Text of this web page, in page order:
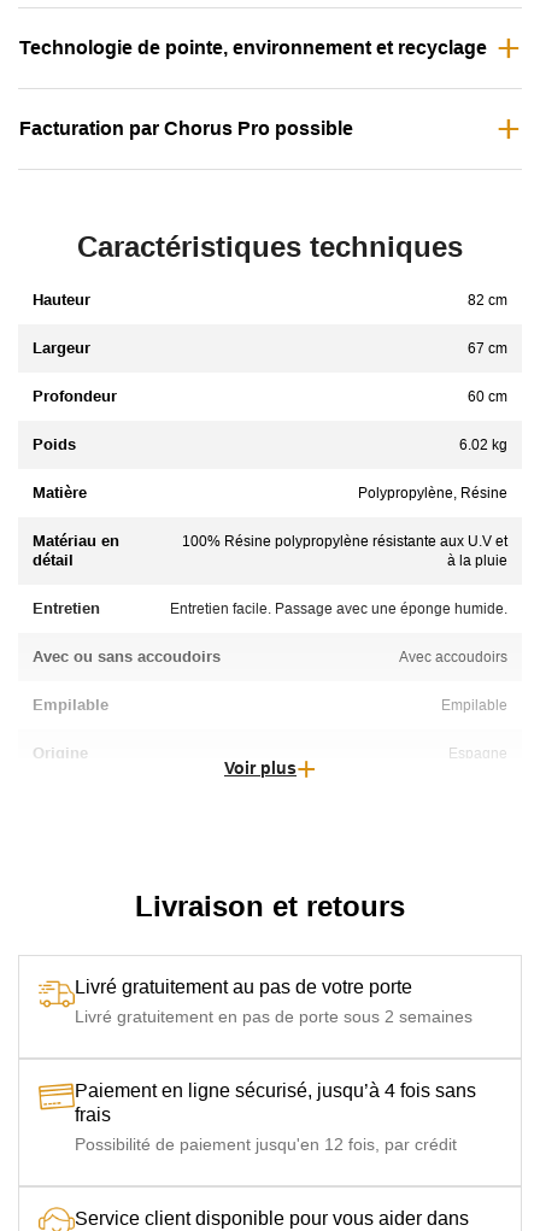
Technologie de pointe, environnement et recyclage
Facturation par Chorus Pro possible
Caractéristiques techniques
Hauteur 82 cm
Largeur 67 cm
Profondeur 60 cm
Poids 6.02 kg
Matière Polypropylène, Résine
Matériau en
détail
100% Résine polypropylène résistante aux U.V et
à la pluie
Entretien Entretien facile. Passage avec une éponge humide.
Avec ou sans accoudoirs Avec accoudoirs
Empilable Empilable
Origine Espagne
Voir plus
Livraison et retours
Livré gratuitement au pas de votre porte
Livré gratuitement en pas de porte sous 2 semaines
Paiement en ligne sécurisé, jusqu’à 4 fois sans
frais
Possibilité de paiement jusqu'en 12 fois, par crédit
Service client disponible pour vous aider dans